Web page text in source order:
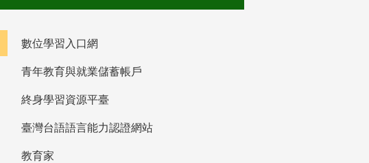
數位學習入口網
青年教育與就業儲蓄帳戶
終身學習資源平臺
臺灣台語語言能力認證網站
教育家